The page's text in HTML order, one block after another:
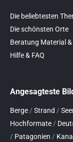
Die beliebtesten
Die schönsten Orte
Beratung Material
Hilfe & FAQ
Angesagteste
Berge / Strand /
Hochformate /
/ Patagonien /